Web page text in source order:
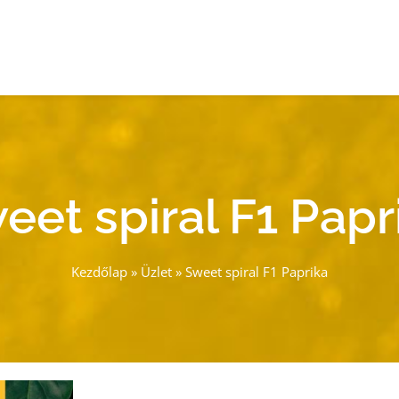
spiral F1
Kezdőlap » Üzlet » Sweet spiral F1 Paprika